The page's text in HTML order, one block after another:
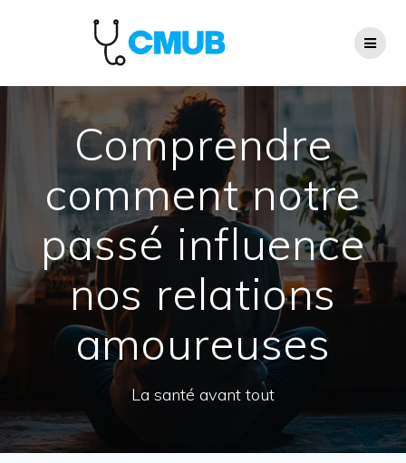
au
contenu
Comprendre
comment notre
passé influence
nos relations
amoureuses
La santé avant tout